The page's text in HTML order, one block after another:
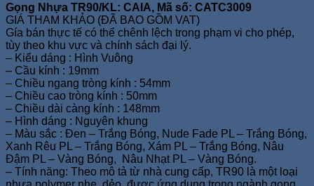
Gọng Nhựa TR90/KL: CAIA, Mã số: CATC3009
GIÁ THAM KHẢO (ĐÃ BAO GỒM VAT)
Gía bán thực tế có thể chênh lệch trong phạm vi cho phép,
tùy theo khu vực và chính sách đại lý.
– Kiểu dáng : Hình Vuông
– Cầu kính : 19mm
– Chiều ngang tròng kính : 54mm
– Chiều cao tròng kính : 50mm
– Chiều dài càng kính : 148mm
– Hình dáng : Nguyên khung
– Màu sắc : Đen – Trắng Bóng, Nude Fade PL – Trắng Bóng,
Xanh Rêu PL – Trắng Bóng, Xám PL – Trắng Bóng, Nâu
Đậm PL – Vàng Bóng, Nâu Nhạt PL – Vàng Bóng.
– Tính năng: Theo mô tả từ nhà cung cấp, TR90 là một loại